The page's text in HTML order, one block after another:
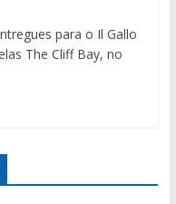
para o Il Gallo
The Cliff Bay, no